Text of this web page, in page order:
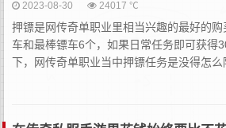
2023-08-30 24017 ℃
押镖是网传奇单职业里相当兴趣的最好的
车和最棒镖车6个，如果日常任务即可获得
下，网传奇单职业当中押镖任务是没得怎